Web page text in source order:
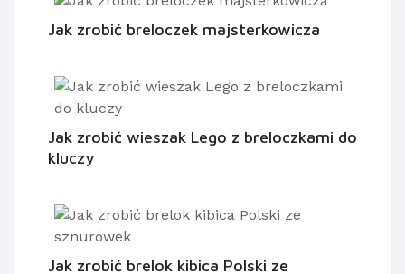
Jak zrobić breloczek majsterkowicza
Jak zrobić wieszak Lego z breloczkami do
kluczy
Jak zrobić brelok kibica Polski ze